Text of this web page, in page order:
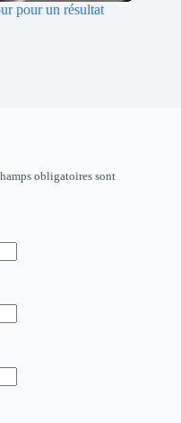
pour un résultat
obligatoires sont